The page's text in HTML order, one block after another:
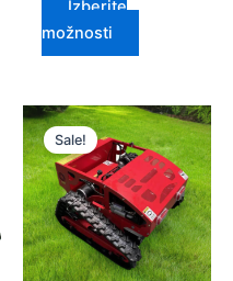
Izberite
možnosti
Sale!
Cenovni
razpon:
od
$1,600.00
do
$2,000.00
Ta
izdelek
ima
več
različic.
Možnosti
lahko